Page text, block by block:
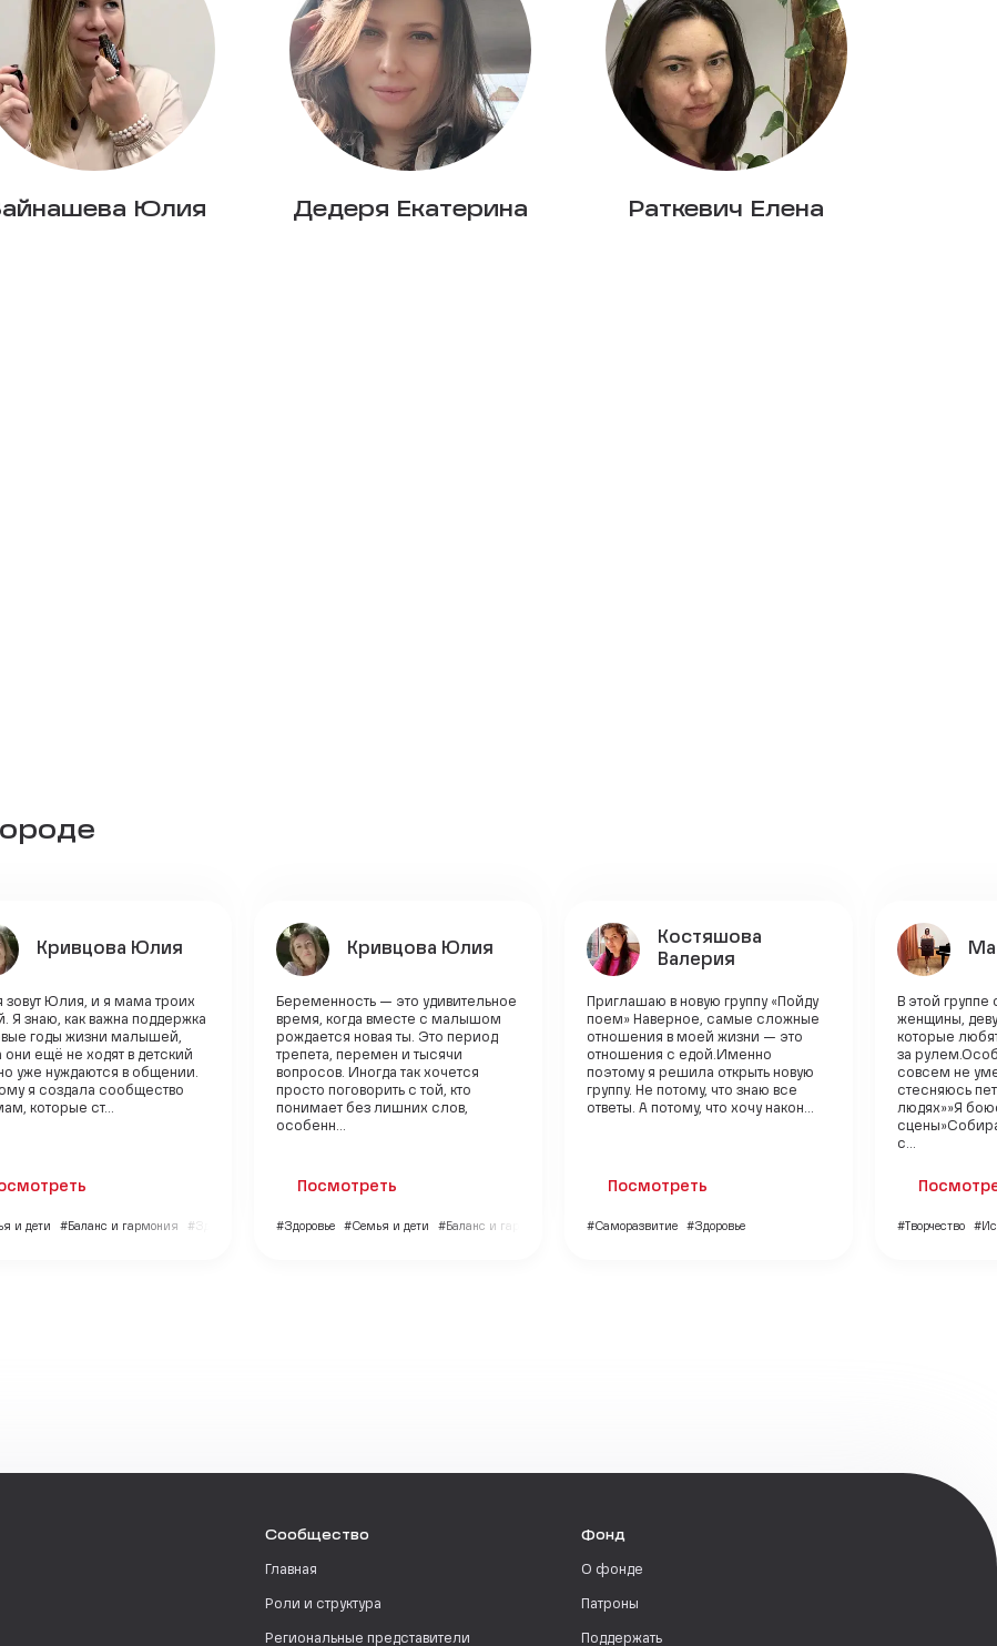
Юлия Дедеря Екатерина Раткевич Елена
Кривцова Юлия
зовут Юлия, и я мама троих
Я знаю, как важна поддержка
годы жизни малышей,
они ещё не ходят в детский
уже нуждаются в общении.
я создала сообщество
которые ст...
и дети #Баланс и гармония #Здоровье
Кривцова Юлия
Беременность — это удивительное
время, когда вместе с малышом
рождается новая ты. Это период
трепета, перемен и тысячи
вопросов. Иногда так хочется
просто поговорить с той, кто
понимает без лишних слов,
особенн...
Посмотреть
#Здоровье #Семья и дети #Баланс и гармония
Костяшова
Валерия
Приглашаю в новую группу «Пойду
поем» Наверное, самые сложные
отношения в моей жизни — это
отношения с едой.Именно
поэтому я решила открыть новую
группу. Не потому, что знаю все
ответы. А потому, что хочу након...
Посмотреть
#Саморазвитие #Здоровье
В этой
женщины,
которые
за
совсем не
стесняюсь
людях»»Я
с...
#Творчество
Сообщество
Главная
Роли и структура
Региональные представители
Фонд
О фонде
Патроны
Поддержать